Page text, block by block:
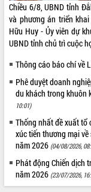
Chiều 6/8, UBND tỉnh
và phương án triển
Hữu Huy - Ủy viên dự
UBND tỉnh chủ trì cuộc
Thông cáo báo chí về
Phê duyệt doanh
du khách trong khuôn
10:01)
Thống nhất đề xuất tổ
xúc tiến thương mại
năm 2026 (04/08/2026,
Phát động Chiến dịch
năm 2026 (23/07/2026,